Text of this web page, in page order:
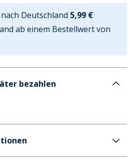
Deutschland 5,99 €
ab einem Bestellwert von
bezahlen